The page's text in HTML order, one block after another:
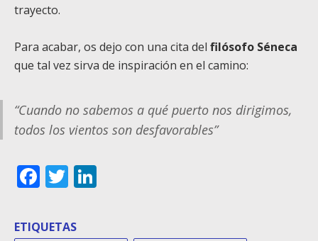
trayecto.
Para acabar, os dejo con una cita del filósofo Séneca
que tal vez sirva de inspiración en el camino:
“Cuando no sabemos a qué puerto nos dirigimos,
todos los vientos son desfavorables”
Facebook
Twitter
ETIQUETAS